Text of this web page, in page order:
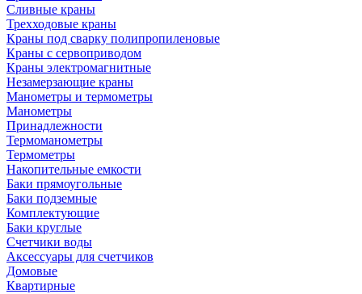
Сливные краны
Трехходовые краны
Краны под сварку полипропиленовые
Краны с сервоприводом
Краны электромагнитные
Незамерзающие краны
Манометры и термометры
Манометры
Принадлежности
Термоманометры
Термометры
Накопительные емкости
Баки прямоугольные
Баки подземные
Комплектующие
Баки круглые
Счетчики воды
Аксессуары для счетчиков
Домовые
Квартирные